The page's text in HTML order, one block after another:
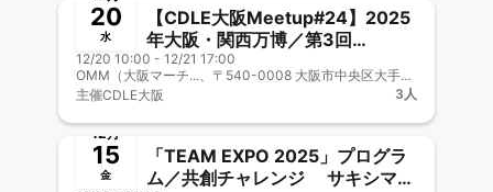
20
水
【CDLE大阪Meetup#24】2025
年大阪・関西万博／第3回
「TEAM EXPO2025Meeting」
CDLE大阪ブース出展＆ステージ
プレゼン！
12/20 10:00 - 12/21 17:00
OMM（大阪マーチ...、〒540-0008 大阪市中央区大手前1-7-31
主催CDLE大阪 3人
終了
12月
15
金
「TEAM EXPO 2025」プログラ
ム／共創チャレンジ サキシマ